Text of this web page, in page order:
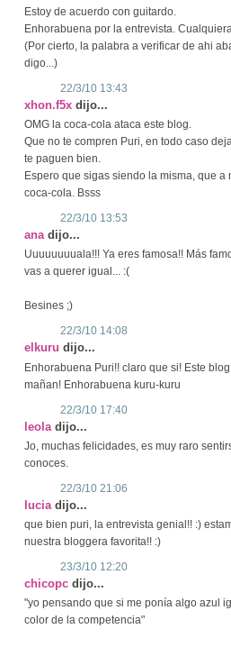
Estoy de acuerdo con guitardo.
Enhorabuena por la entrevista.
(Por cierto, la palabra a verificar de ahi
digo...)
22/3/10 13:43
xhon.f5x dijo...
OMG la coca-cola ataca este blog.
Que no te compren Puri, en todo caso
te paguen bien.
Espero que sigas siendo la misma, que
coca-cola. Bsss
22/3/10 13:53
ana dijo...
Uuuuuuuuala!!! Ya eres famosa!! Más
vas a querer igual... :(
Besines ;)
22/3/10 14:08
elkuru dijo...
Enhorabuena Puri!! claro que si! Este
mañan! Enhorabuena kuru-kuru
22/3/10 17:40
leola dijo...
Jo, muchas felicidades, es muy raro
conoces.
22/3/10 21:06
lucia dijo...
que bien puri, la entrevista genial!! :)
nuestra bloggera favorita!! :)
23/3/10 12:20
chicopc dijo...
"yo pensando que si me ponía algo azul
color de la competencia"